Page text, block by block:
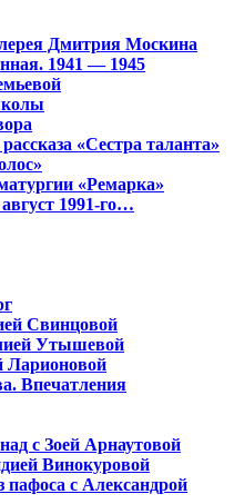
Дмитрия Москина
1941 — 1945
«Сестра таланта»
«Ремарка»
1991-го…
Свинцовой
Утышевой
Ларионовой
Впечатления
с Зоей Арнаутовой
Винокуровой
пафоса с Александрой